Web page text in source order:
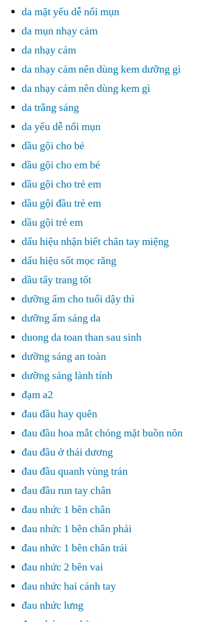
da mặt yếu dễ nổi mụn
da mụn nhạy cảm
da nhạy cảm
da nhạy cảm nên dùng kem dưỡng gì
da nhạy cảm nên dùng kem gì
da trắng sáng
da yếu dễ nổi mụn
dầu gội cho bé
dầu gội cho em bé
dầu gội cho trẻ em
dầu gội đầu trẻ em
dầu gội trẻ em
dấu hiệu nhận biết chân tay miệng
dấu hiệu sốt mọc răng
dầu tẩy trang tốt
dưỡng ẩm cho tuổi dậy thì
dưỡng ẩm sáng da
duong da toan than sau sinh
dưỡng sáng an toàn
dưỡng sáng lành tính
đạm a2
đau đầu hay quên
đau đầu hoa mắt chóng mặt buồn nôn
đau đầu ở thái dương
đau đầu quanh vùng trán
đau đầu run tay chân
đau nhức 1 bên chân
đau nhức 1 bên chân phải
đau nhức 1 bên chân trái
đau nhức 2 bên vai
đau nhức hai cánh tay
đau nhức lưng